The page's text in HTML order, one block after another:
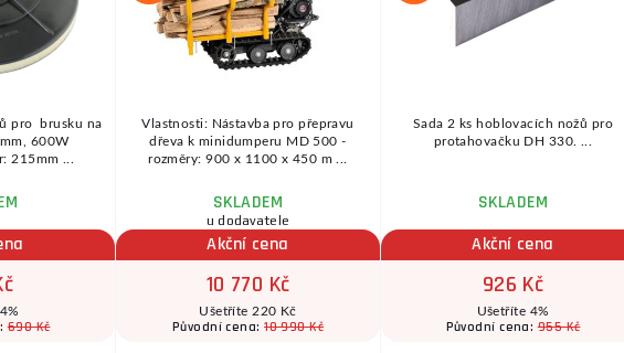
pro brusku na
600W
215mm ...
690 Kč
Vlastnosti: Nástavba pro přepravu
dřeva k minidumperu MD 500 -
rozměry: 900 x 1100 x 450 m ...
SKLADEM
u dodavatele
Akční cena
10 770 Kč
Ušetříte 220 Kč
Původní cena:10 990 Kč
Sada 2 ks hoblovacích nožů pro
protahovačku DH 330. ...
SKLADEM
Akční cena
926 Kč
Ušetříte 4%
Původní cena:955 Kč